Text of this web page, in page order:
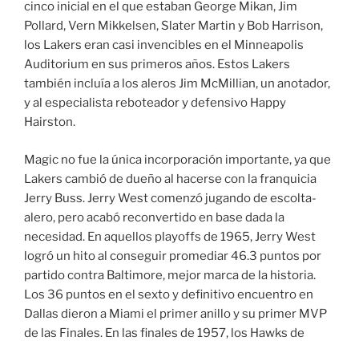
cinco inicial en el que estaban George Mikan, Jim
Pollard, Vern Mikkelsen, Slater Martin y Bob Harrison,
los Lakers eran casi invencibles en el Minneapolis
Auditorium en sus primeros años. Estos Lakers
también incluía a los aleros Jim McMillian, un anotador,
y al especialista reboteador y defensivo Happy
Hairston.
Magic no fue la única incorporación importante, ya que
Lakers cambió de dueño al hacerse con la franquicia
Jerry Buss. Jerry West comenzó jugando de escolta-
alero, pero acabó reconvertido en base dada la
necesidad. En aquellos playoffs de 1965, Jerry West
logró un hito al conseguir promediar 46.3 puntos por
partido contra Baltimore, mejor marca de la historia.
Los 36 puntos en el sexto y definitivo encuentro en
Dallas dieron a Miami el primer anillo y su primer MVP
de las Finales. En las finales de 1957, los Hawks de